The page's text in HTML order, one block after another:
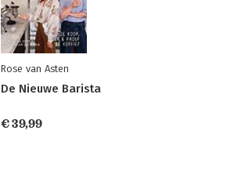
Rose van Asten
De Nieuwe Barista
€ 39,99